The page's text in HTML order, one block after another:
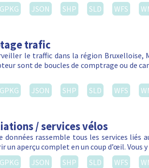
GPKG JSON SHP SLD WFS
trafic
le traffic dans la région Bruxelloise,
sont de boucles de comptrage ou de
GPKG JSON SHP SLD WFS
/ services vélos
données rassemble tous les services liés
un aperçu complet en un coup d’œil. Vous
GPKG JSON SHP SLD WFS